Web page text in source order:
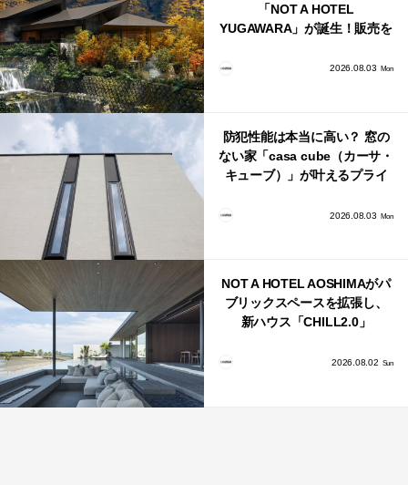
「NOT A HOTEL
YUGAWARA」が誕生！販売を
2026.08.03 Mon
防犯性能は本当に高い？ 窓の
ない家「casa cube（カーサ・
キューブ）」が叶えるプライ
2026.08.03 Mon
NOT A HOTEL AOSHIMAがパ
ブリックスペースを拡張し、
新ハウス「CHILL2.0」
2026.08.02 Sun